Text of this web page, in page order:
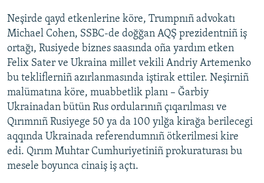
Neşirde qayd etkenlerine köre, Trumpnıñ advokatı
Michael Cohen, SSBC-de doğğan AQŞ prezidentniñ iş
ortağı, Rusiyede biznes saasında oña yardım etken
Felix Sater ve Ukraina millet vekili Andriy Artemenko
bu tekliflerniñ azırlanmasında iştirak ettiler. Neşirniñ
malümatına köre, muabbetlik planı – Ğarbiy
Ukrainadan bütün Rus ordularınıñ çıqarılması ve
Qırımnıñ Rusiyege 50 ya da 100 yılğa kirağa berilecegi
aqqında Ukrainada referendumnıñ ötkerilmesi kire
edi. Qırım Muhtar Cumhuriyetiniñ prokuraturası bu
mesele boyunca cinaiş iş açtı.